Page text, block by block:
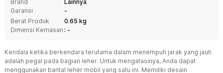
Brand
Lainnya
Garansi
-
Berat Produk
0.65 kg
Dimensi Kemasan : -
Kendala ketika berkendara terutama dalam menempuh jarak yang jauh
adalah pegal pada bagian leher. Untuk mengatasinya, Anda dapat
menggunakan bantal leher mobil yang satu ini. Memiliki desain